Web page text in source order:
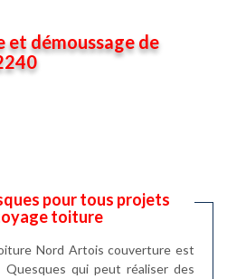
démoussage de
pour tous projets
toiture
Nord Artois couverture est
Quesques qui peut réaliser des